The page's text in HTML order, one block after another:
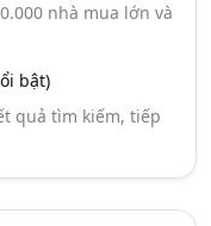
nhà mua lớn và
bật)
quả tìm kiếm, tiếp